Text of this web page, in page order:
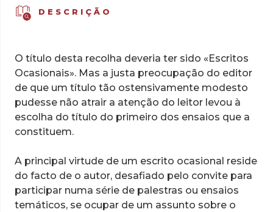
DESCRIÇÃO
O título desta recolha deveria ter sido «Escritos
Ocasionais». Mas a justa preocupação do editor
de que um título tão ostensivamente modesto
pudesse não atrair a atenção do leitor levou à
escolha do título do primeiro dos ensaios que a
constituem.
A principal virtude de um escrito ocasional reside
do facto de o autor, desafiado pelo convite para
participar numa série de palestras ou ensaios
temáticos, se ocupar de um assunto sobre o